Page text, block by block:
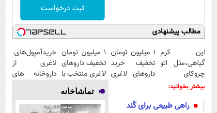
ثبت درخواست
مطالب پیشنهادی
این کرم
گیاهی،مثل اتو
چروکای
پوستتوصاف
1 میلیون تومان
تخفیف خرید
داروهای لاغری
یخ!
۱ میلیون تومان
تخفیف داروهای
لاغری منتخب با
ارسال از
داروخانه
نزدیکت
خریدآمپول‌های
لاغری از
داروخانه های
پک یخ!
بیشتر بخوانید:
راهی طبیعی برای کُند
تماشاخانه